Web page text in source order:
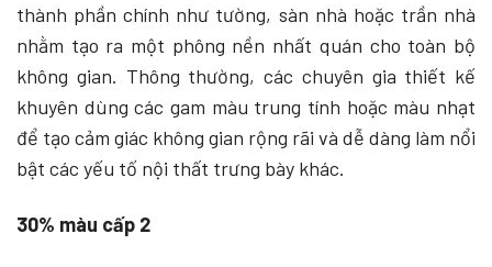
thành phần chính như tường, sàn nhà hoặc trần nhà
nhằm tạo ra một phông nền nhất quán cho toàn bộ
không gian. Thông thường, các chuyên gia thiết kế
khuyên dùng các gam màu trung tính hoặc màu nhạt
để tạo cảm giác không gian rộng rãi và dễ dàng làm nổi
bật các yếu tố nội thất trưng bày khác.
30% màu cấp 2